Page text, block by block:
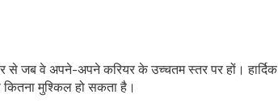
से जब वे अपने-अपने करियर के उच्चतम स्तर पर हों। हार्दिक
मुश्किल हो सकता है।